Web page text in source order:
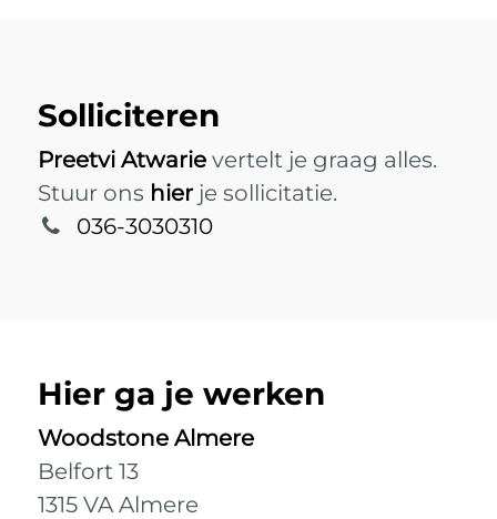
Solliciteren
Preetvi Atwarievertelt je graag alles.
Stuur ons hier je sollicitatie.
036-3030310
Hier ga je werken
Woodstone Almere
Belfort 13
1315 VA Almere